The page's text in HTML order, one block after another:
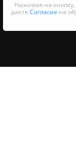
Нажимая на
даете Согласие на